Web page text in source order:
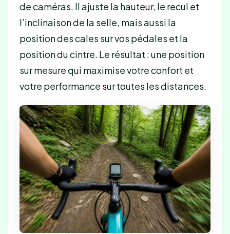
de caméras. Il ajuste la hauteur, le recul et
l’inclinaison de la selle, mais aussi la
position des cales sur vos pédales et la
position du cintre. Le résultat : une position
sur mesure qui maximise votre confort et
votre performance sur toutes les distances.